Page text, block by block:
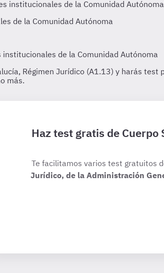
Haz test gratis de
Te facilitamos varios test gratuitos
Jurídico, de la Administración